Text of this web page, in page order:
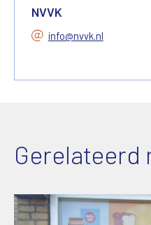
NVVK
info@nvvk.nl
Gerelateerd